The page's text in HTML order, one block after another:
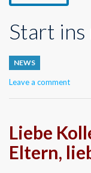
Start ins
NEWS
Leave a comment
Liebe
Eltern,